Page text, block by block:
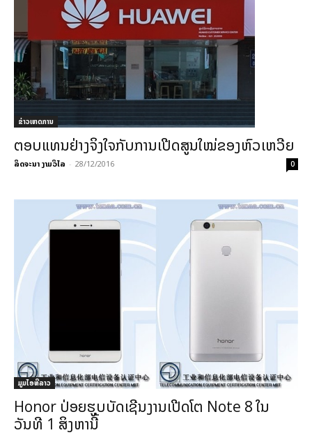
ຂ່າວເຫດການ
ຕອບແທນຢ່າງຈິງໃຈກັບການເປີດສູນໃໝ່ຂອງຫົວເຫວີຍ
ລິດຈະນາ ງາມວິໄລ - 28/12/2016 0
ມູມໄອທີລາວ
Honor ປ່ອຍຮູບບັດເຊີນງານເປີດໂຕ Note 8 ໃນ
ວັນທີ 1 ສິງຫານີ້